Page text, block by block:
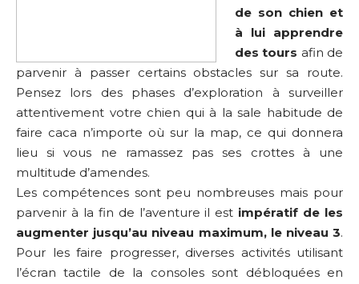
de son chien et
à lui apprendre
des tours afin de
parvenir à passer certains obstacles sur sa route.
Pensez lors des phases d’exploration à surveiller
attentivement votre chien qui à la sale habitude de
faire caca n’importe où sur la map, ce qui donnera
lieu si vous ne ramassez pas ses crottes à une
multitude d’amendes.
Les compétences sont peu nombreuses mais pour
parvenir à la fin de l’aventure il est impératif de les
augmenter jusqu’au niveau maximum, le niveau 3.
Pour les faire progresser, diverses activités utilisant
l’écran tactile de la consoles sont débloquées en